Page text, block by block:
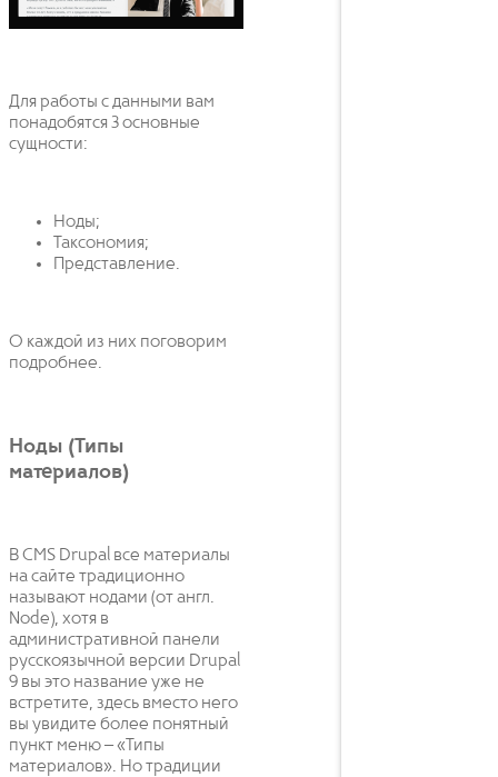
Для работы с данными вам
понадобятся 3 основные
сущности:
Ноды;
Таксономия;
Представление.
О каждой из них поговорим
подробнее.
Ноды (Типы
материалов)
В CMS Drupal все материалы
на сайте традиционно
называют нодами (от англ.
Node), хотя в
административной панели
русскоязычной версии Drupal
9 вы это название уже не
встретите, здесь вместо него
вы увидите более понятный
пункт меню – «Типы
материалов». Но традиции